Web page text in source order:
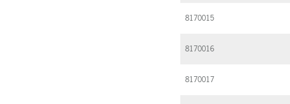
8170015
8170016
8170017